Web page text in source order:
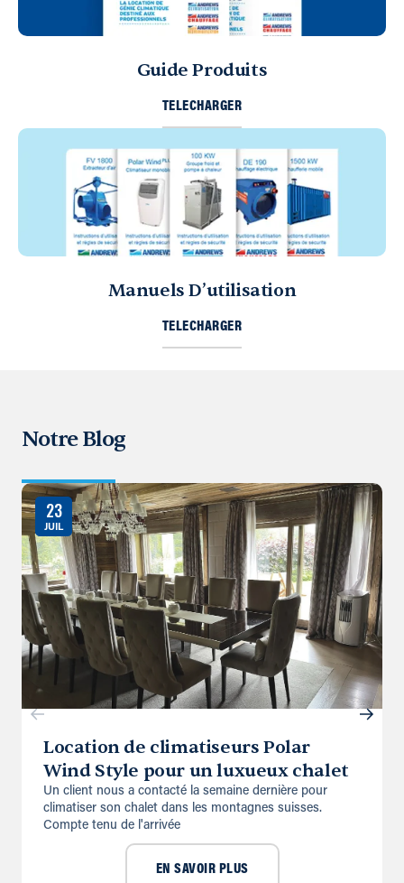
Guide Produits
TELECHARGER
Manuels D’utilisation
TELECHARGER
Notre Blog
23
JUIL
Location de climatiseurs Polar
Wind Style pour un luxueux chalet
Un client nous a contacté la semaine dernière pour
climatiser son chalet dans les montagnes suisses.
Compte tenu de l'arrivée
EN SAVOIR PLUS